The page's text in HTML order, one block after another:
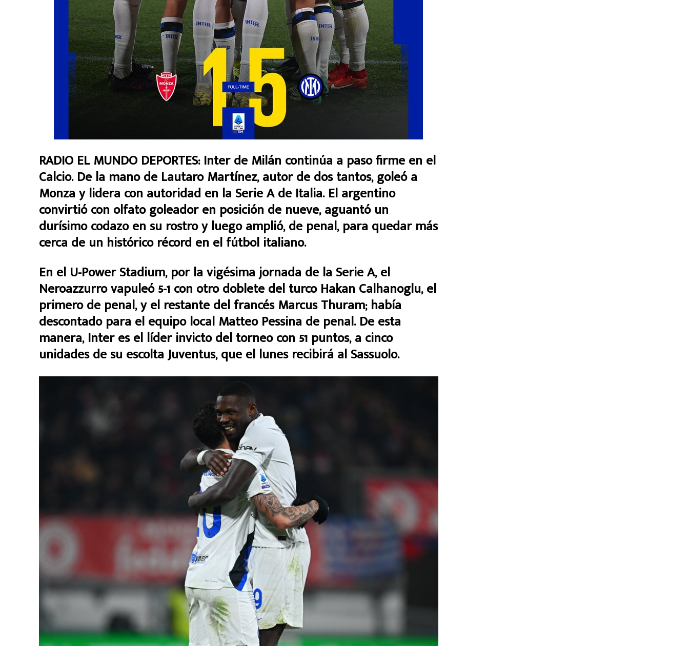
RADIO EL MUNDO DEPORTES: Inter de Milán continúa a paso firme en el
Calcio. De la mano de Lautaro Martínez, autor de dos tantos, goleó a
Monza y lidera con autoridad en la Serie A de Italia. El argentino
convirtió con olfato goleador en posición de nueve, aguantó un
durísimo codazo en su rostro y luego amplió, de penal, para quedar más
cerca de un histórico récord en el fútbol italiano.
En el U-Power Stadium, por la vigésima jornada de la Serie A, el
Neroazzurro vapuleó 5-1 con otro doblete del turco Hakan Calhanoglu, el
primero de penal, y el restante del francés Marcus Thuram; había
descontado para el equipo local Matteo Pessina de penal. De esta
manera, Inter es el líder invicto del torneo con 51 puntos, a cinco
unidades de su escolta Juventus, que el lunes recibirá al Sassuolo.